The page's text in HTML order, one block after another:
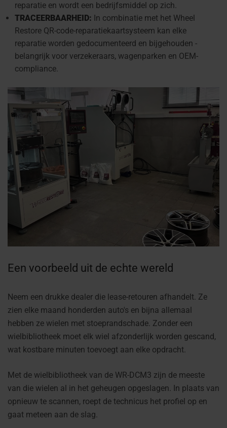
reparatie en wordt een bedrijfsmiddel op zich.
TRACEERBAARHEID: In combinatie met het Wheel
Restore QR-code-reparatiekaartsysteem kan elke
reparatie worden gedocumenteerd en bijgehouden -
belangrijk voor verzekeraars, wagenparken en OEM-
compliance.
Een voorbeeld uit de echte wereld
Neem een drukke dealer die lease-retouren afhandelt. Ze
zien elke maand honderden auto's en bijna allemaal
hebben ze wielen met stoeprandschade. Zonder een
wielbibliotheek moet elk wiel afzonderlijk worden gescand,
wat kostbare minuten toevoegt aan elke opdracht.
Met de wielbibliotheek van de WR-DCM3 zijn de meeste
van die wielen al in het geheugen opgeslagen. In plaats van
opnieuw te scannen, roept de technicus het profiel op en
gaat meteen aan de slag.